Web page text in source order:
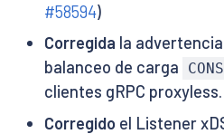
#58594)
Corregida la
balanceo de carga
clientes gRPC proxyless.
Corregidoel Listener